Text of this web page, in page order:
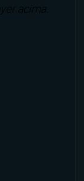
acima.